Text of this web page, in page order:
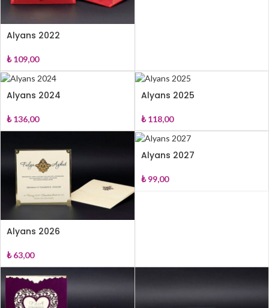
Alyans 2022
₺109,00
Alyans 2024
₺136,00
Alyans 2025
₺118,00
Alyans 2026
₺63,00
Alyans 2027
₺99,00